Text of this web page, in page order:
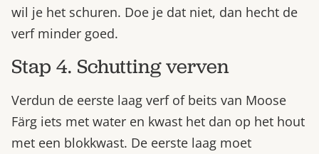
wil je het schuren. Doe je dat niet, dan hecht de
verf minder goed.
Stap 4. Schutting verven
Verdun de eerste laag verf of beits van Moose
Färg iets met water en kwast het dan op het hout
met een blokkwast. De eerste laag moet